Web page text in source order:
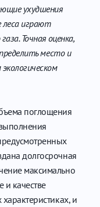
ухудшения
леса играют
Точная оценка,
место и
поглощения
долгосрочная
максимально
и качестве
и